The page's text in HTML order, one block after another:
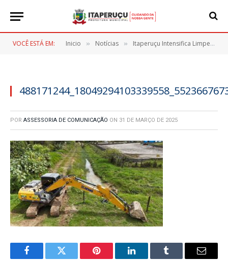
VOCÊ ESTÁ EM: Inicio » Notícias » Itaperuçu Intensifica Limpeza de Rios e Córregos para Prevenção de Alagamentos
POR ASSESSORIA DE COMUNICAÇÃO ON 31 DE MARÇO DE 2025